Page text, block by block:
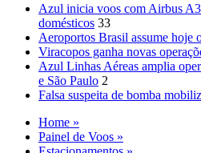
Azul inicia voos com Airbus
domésticos 33
Aeroportos Brasil assume hoje
Viracopos ganha novas
Azul Linhas Aéreas amplia
e São Paulo 2
Falsa suspeita de bomba
Home »
Painel de Voos »